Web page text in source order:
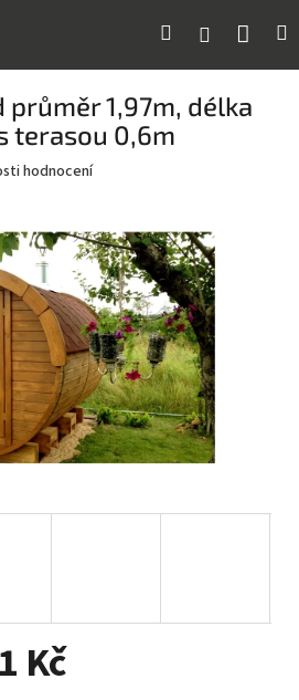
Hledat Přihlášení
průměr 1,97m, délka
terasou 0,6m
hodnocení
Kč